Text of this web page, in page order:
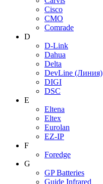
Cisco
CMO
Comrade
D
D-Link
Dahua
Delta
DevLine (Линия)
DIGI
DSC
E
Eltena
Eltex
Eurolan
EZ-IP
F
Foredge
G
GP Batteries
Guide Infrared